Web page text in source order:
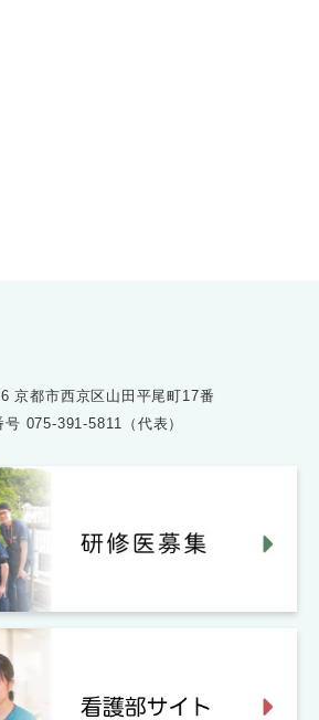
京都市西京区山田平尾町17番
号 075-391-5811（代表）